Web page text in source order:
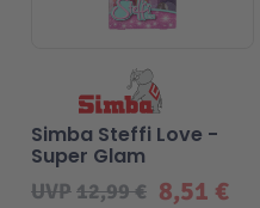
8,51 €
UVP12,99 €
Simba Steffi Love -
Super Glam